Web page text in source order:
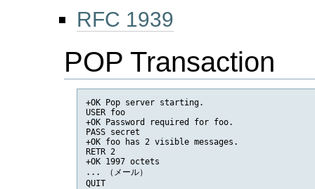
RFC 1939
POP Transaction
+OK Pop server starting.
USER foo
+OK Password required for foo.
PASS secret
+OK foo has 2 visible messages.
RETR 2
+OK 1997 octets
... （メール）
QUIT